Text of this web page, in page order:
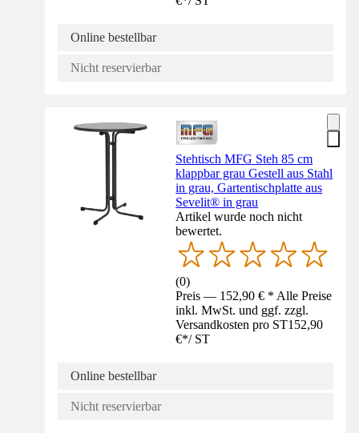
Online bestellbar
Nicht reservierbar
Stehtisch MFG Steh 85 cm
klappbar grau Gestell aus Stahl
in grau, Gartentischplatte aus
Sevelit® in grau
Artikel wurde noch nicht
bewertet.
(0)
Preis — 152,90 € * Alle Preise
inkl. MwSt. und ggf. zzgl.
Versandkosten pro ST152,90
€*/ ST
Online bestellbar
Nicht reservierbar